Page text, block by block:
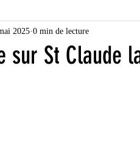
Chants
sur St Claude
2025 0 min de lecture